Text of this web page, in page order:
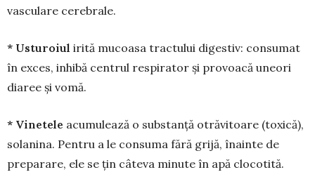
vasculare cere­brale.
* Usturoiul irită mucoasa tractului di­gestiv: consumat
în exces, inhibă centrul res­pirator și provoacă uneori
diaree și vomă.
* Vinetele acumulează o substanță otră­vitoare (toxică),
solanina. Pentru a le consuma fără grijă, înainte de
preparare, ele se țin câteva minute în apă clocotită.